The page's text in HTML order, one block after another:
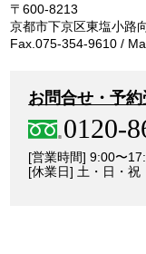
〒600-8213
京都市下京区東塩小路
Fax.075-354-9610 /
お問合せ・予
0120-
[営業時間] 9:00〜
[休業日] 土・日・祝